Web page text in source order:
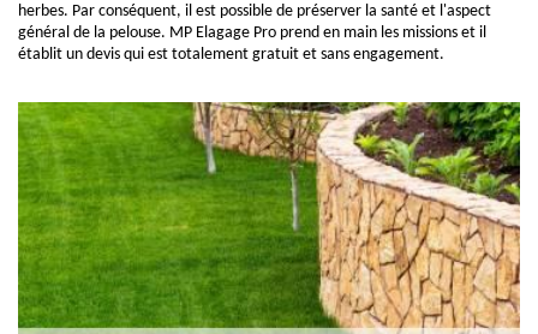
herbes. Par conséquent, il est possible de préserver la santé et l'aspect
général de la pelouse. MP Elagage Pro prend en main les missions et il
établit un devis qui est totalement gratuit et sans engagement.